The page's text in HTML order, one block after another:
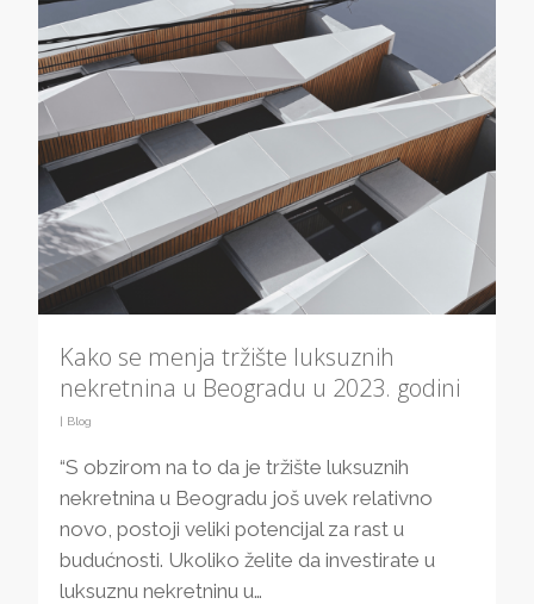
Kako se menja tržište luksuznih
nekretnina u Beogradu u 2023. godini
| Blog
“S obzirom na to da je tržište luksuznih
nekretnina u Beogradu još uvek relativno
novo, postoji veliki potencijal za rast u
budućnosti. Ukoliko želite da investirate u
luksuznu nekretninu u…